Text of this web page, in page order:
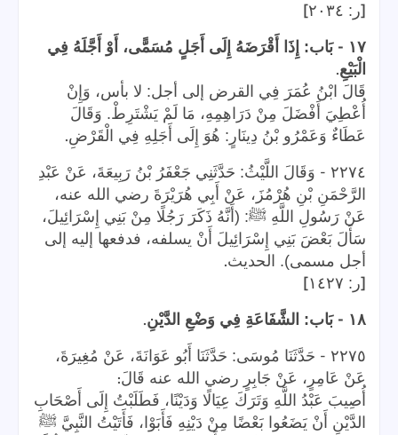
[ر: ٢٠٣٤ ]
١٧ -بَاب: إِذَا أَقْرَضَهُ إِلَى أَجَلٍ مُسَمًّى، أَوْ أَجَّلَهُ فِي
الْبَيْعِ.
قَالَ ابْنُ عُمَرَ فِي القرض إلى أجل: لا بأس، وَإِنْ
أُعْطِيَ أَفْضَلَ مِنْ دَرَاهِمِهِ، مَا لَمْ يَشْتَرِطْ. وَقَالَ
عَطَاءٌ وَعَمْرُو بْنُ دِينَارٍ: هُوَ إِلَى أَجَلِهِ فِي الْقَرْضِ.
٢٢٧٤ - وَقَالَ اللَّيْثُ: حَدَّثَنِي جَعْفَرُ بْنُ رَبِيعَةَ، عَنْ عَبْدِ
الرَّحْمَنِ بْنِ هُرْمُزَ، عَنْ أَبِي هُرَيْرَةَ رضي الله عنه،
عَنْ رَسُولِ اللَّهِ ﷺ: (أَنَّهُ ذَكَرَ رَجُلًا مِنْ بَنِي إِسْرَائِيلَ،
سَأَلَ بَعْضَ بَنِي إِسْرَائِيلَ أَنْ يسلفه، فدفعها إليه إلى
أجل مسمى). الحديث.
[ر: ١٤٢٧ ]
١٨ -بَاب: الشَّفَاعَةِ فِي وَضْعِ الدَّيْنِ.
٢٢٧٥ - حَدَّثَنَا مُوسَى: حَدَّثَنَا أَبُو عَوَانَةَ، عَنْ مُغِيرَةَ،
عَنْ عَامِرٍ، عَنْ جَابِرٍ رضي الله عنه قَالَ:
أُصِيبَ عَبْدُ اللَّهِ وَتَرَكَ عِيَالًا وَدَيْنًا، فَطَلَبْتُ إِلَى أَصْحَابِ
الدَّيْنِ أَنْ يَضَعُوا بَعْضًا مِنْ دَيْنِهِ فَأَبَوْا، فَأَتَيْتُ النَّبِيَّ ﷺ